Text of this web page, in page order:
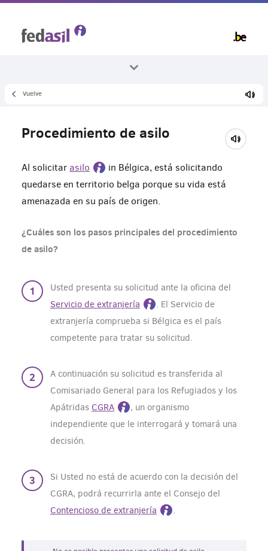
Todos los temas
Solicitud de asilo
Vuelve
Procedimiento de asilo
Al solicitar asilo
in Bélgica, está solicitando
quedarse en territorio belga porque su vida está
amenazada en su país de origen.
¿Cuáles son los pasos principales del procedimiento
de asilo?
Usted presenta su solicitud ante la oficina del
Servicio de extranjería
. El Servicio de
extranjería comprueba si Bélgica es el país
competente para tratar su solicitud.
A continuación su solicitud es transferida al
Comisariado General para los Refugiados y los
Apátridas CGRA
, un organismo
independiente que le interrogará y tomará una
decisión.
Si Usted no está de acuerdo con la decisión del
CGRA, podrá recurrirla ante el Consejo del
Contencioso de extranjería
.